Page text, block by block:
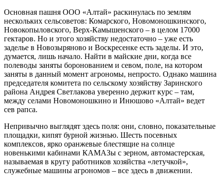
Основная пашня ООО «Алтай» раскинулась по землям
нескольких сельсоветов: Комарского, Новомоношкинского,
Новокопыловского, Верх-Камышенского – в целом 17000
гектаров. Но и этого хозяйству недостаточно – уже есть
заделье в Новозыряново и Воскресенке есть заделы. И это,
думается, лишь начало. Найти в майские дни, когда все
полеводы заняты боронованием и севом, поле, на котором
заняты в данный момент агрономы, непросто. Однако машина
председателя комитета по сельскому хозяйству Заринского
района Андрея Светлакова уверенно держит курс – там,
между селами Новомоношкино и Инюшово «Алтай» ведет
сев рапса.
Непривычно выглядят здесь поля: они, словно, показательные
площадки, кипят бурной жизнью. Шесть посевных
комплексов, ярко оранжевые блестящие на солнце
новенькими кабинами КАМАЗы с зерном, автомастерская,
называемая в кругу работников хозяйства «летучкой»,
служебные машины агрономов – все здесь в движении.